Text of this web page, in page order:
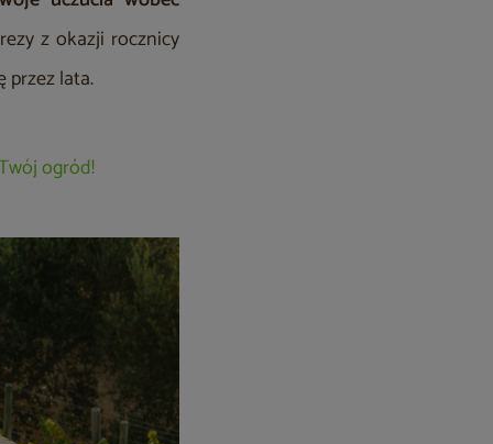
z okazji rocznicy
przez lata.
ogród!